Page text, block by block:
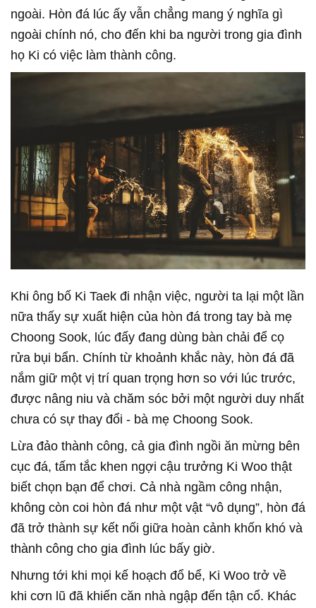
ngoài. Hòn đá lúc ấy vẫn chẳng mang ý nghĩa gì
ngoài chính nó, cho đến khi ba người trong gia đình
họ Ki có việc làm thành công.
Khi ông bố Ki Taek đi nhận việc, người ta lại một lần
nữa thấy sự xuất hiện của hòn đá trong tay bà mẹ
Choong Sook, lúc đấy đang dùng bàn chải để cọ
rửa bụi bẩn. Chính từ khoảnh khắc này, hòn đá đã
nắm giữ một vị trí quan trọng hơn so với lúc trước,
được nâng niu và chăm sóc bởi một người duy nhất
chưa có sự thay đổi - bà mẹ Choong Sook.
Lừa đảo thành công, cả gia đình ngồi ăn mừng bên
cục đá, tấm tắc khen ngợi cậu trưởng Ki Woo thật
biết chọn bạn để chơi. Cả nhà ngầm công nhận,
không còn coi hòn đá như một vật “vô dụng”, hòn đá
đã trở thành sự kết nối giữa hoàn cảnh khốn khó và
thành công cho gia đình lúc bấy giờ.
Nhưng tới khi mọi kế hoạch đổ bể, Ki Woo trở về
khi cơn lũ đã khiến căn nhà ngập đến tận cổ. Khác